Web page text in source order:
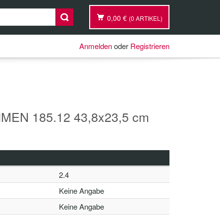
0,00 € (0 ARTIKEL)
Anmeldenoder Registrieren
185.12 43,8x23,5 cm
2.4
Keine Angabe
Keine Angabe